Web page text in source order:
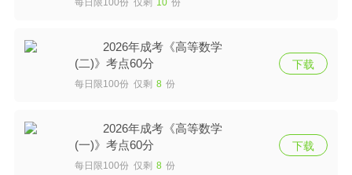
2026年成考《高等数学
(二)》考点60分
每日限100份 仅剩 8 份
下载
2026年成考《高等数学
(一)》考点60分
每日限100份 仅剩 8 份
下载